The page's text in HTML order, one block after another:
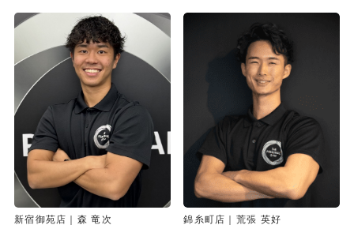
新宿御苑店｜森 竜次 錦糸町店｜荒張 英好